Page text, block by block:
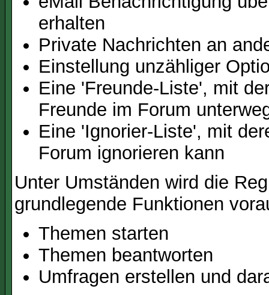
erhalten
Private Nachrichten an
Einstellung unzähliger
Eine 'Freunde-Liste', mit
Freunde im Forum
Eine 'Ignorier-Liste', mit
Forum ignorieren kann
Unter Umständen wird die
grundlegende Funktionen
Themen starten
Themen beantworten
Umfragen erstellen und